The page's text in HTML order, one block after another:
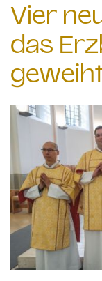
Vier
das